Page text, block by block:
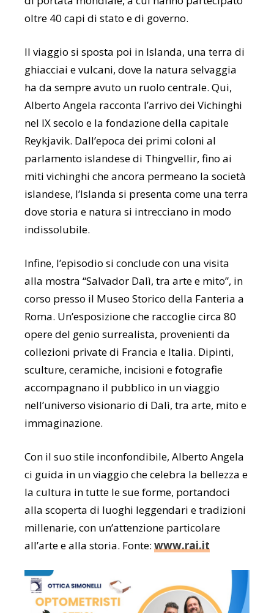
oltre 40 capi di stato e di governo.
Il viaggio si sposta poi in Islanda, una terra di
ghiacciai e vulcani, dove la natura selvaggia
ha da sempre avuto un ruolo centrale. Qui,
Alberto Angela racconta l’arrivo dei Vichinghi
nel IX secolo e la fondazione della capitale
Reykjavik. Dall’epoca dei primi coloni al
parlamento islandese di Thingvellir, fino ai
miti vichinghi che ancora permeano la società
islandese, l’Islanda si presenta come una terra
dove storia e natura si intrecciano in modo
indissolubile.
Infine, l’episodio si conclude con una visita
alla mostra “Salvador Dalì, tra arte e mito”, in
corso presso il Museo Storico della Fanteria a
Roma. Un’esposizione che raccoglie circa 80
opere del genio surrealista, provenienti da
collezioni private di Francia e Italia. Dipinti,
sculture, ceramiche, incisioni e fotografie
accompagnano il pubblico in un viaggio
nell’universo visionario di Dalì, tra arte, mito e
immaginazione.
Con il suo stile inconfondibile, Alberto Angela
ci guida in un viaggio che celebra la bellezza e
la cultura in tutte le sue forme, portandoci
alla scoperta di luoghi leggendari e tradizioni
millenarie, con un’attenzione particolare
all’arte e alla storia. Fonte: www.rai.it